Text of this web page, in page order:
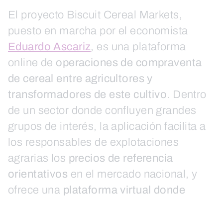
El proyecto Biscuit Cereal Markets,
puesto en marcha por el economista
Eduardo Ascariz, es una plataforma
online de operaciones de compraventa
de cereal entre agricultores y
transformadores de este cultivo. Dentro
de un sector donde confluyen grandes
grupos de interés, la aplicación facilita a
los responsables de explotaciones
agrarias los precios de referencia
orientativos en el mercado nacional, y
ofrece una plataforma virtual donde